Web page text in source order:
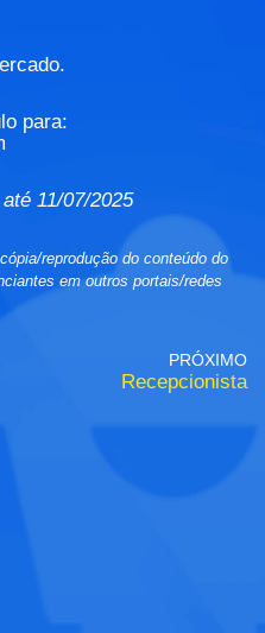
para:
11/07/2025
reprodução do conteúdo do
em outros portais/redes
PRÓXIMO
Recepcionista